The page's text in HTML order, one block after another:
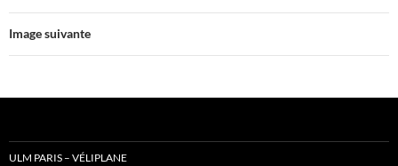
Image suivante
ULM PARIS – VÉLIPLANE